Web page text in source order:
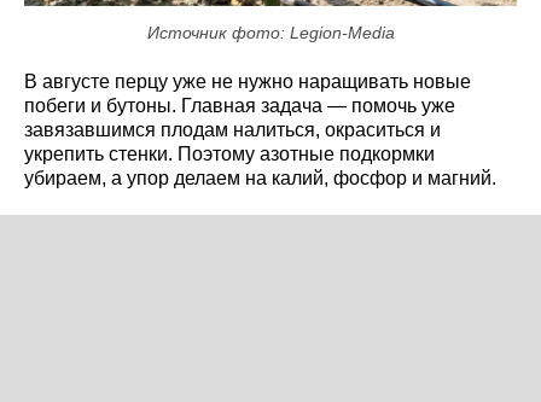
Источник фото: Legion-Media
В августе перцу уже не нужно наращивать новые
побеги и бутоны. Главная задача — помочь уже
завязавшимся плодам налиться, окраситься и
укрепить стенки. Поэтому азотные подкормки
убираем, а упор делаем на калий, фосфор и магний.